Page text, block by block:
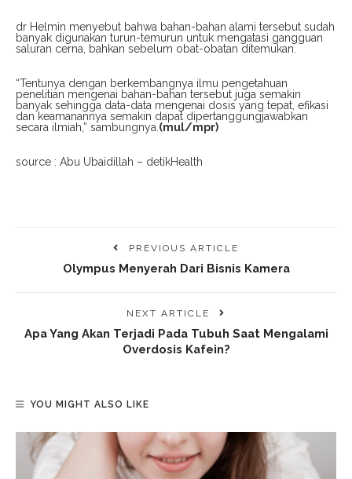
dr Helmin menyebut bahwa bahan-bahan alami tersebut sudah
banyak digunakan turun-temurun untuk mengatasi gangguan
saluran cerna, bahkan sebelum obat-obatan ditemukan.
“Tentunya dengan berkembangnya ilmu pengetahuan
penelitian mengenai bahan-bahan tersebut juga semakin
banyak sehingga data-data mengenai dosis yang tepat, efikasi
dan keamanannya semakin dapat dipertanggungjawabkan
secara ilmiah,” sambungnya.(mul/mpr)
source : Abu Ubaidillah – detikHealth
PREVIOUS ARTICLE
Olympus Menyerah Dari Bisnis Kamera
NEXT ARTICLE
Apa Yang Akan Terjadi Pada Tubuh Saat Mengalami
Overdosis Kafein?
YOU MIGHT ALSO LIKE